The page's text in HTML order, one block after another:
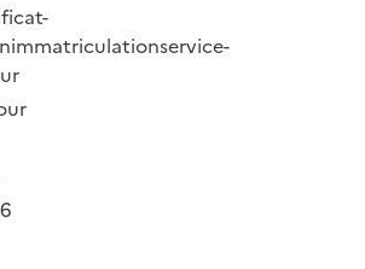
immatriculationservice-